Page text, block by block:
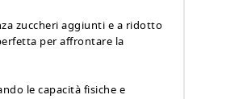
zuccheri aggiunti e a ridotto
per affrontare la
le capacità fisiche e